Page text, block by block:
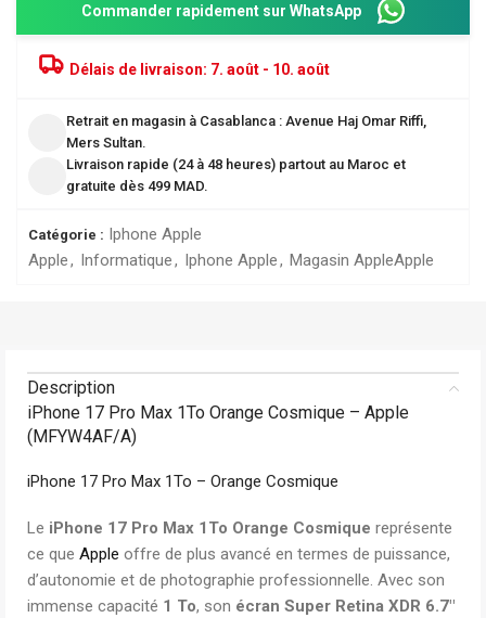
Commander rapidement sur WhatsApp
Délais de livraison: 7. août - 10. août
Retrait en magasin à Casablanca : Avenue Haj Omar Riffi,
Mers Sultan.
Livraison rapide (24 à 48 heures) partout au Maroc et
gratuite dès 499 MAD.
Catégorie : Iphone Apple
Apple, Informatique, Iphone Apple, Magasin AppleApple
Description
iPhone 17 Pro Max 1To Orange Cosmique – Apple
(MFYW4AF/A)
iPhone 17 Pro Max 1To – Orange Cosmique
Le iPhone 17 Pro Max 1To Orange Cosmique représente
ce que Apple offre de plus avancé en termes de puissance,
d’autonomie et de photographie professionnelle. Avec son
immense capacité 1 To, son écran Super Retina XDR 6.7″